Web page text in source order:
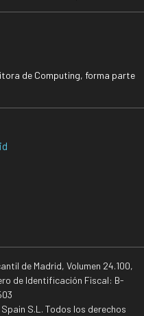
de Computing, forma parte
de Madrid, Volumen 24.100,
de Identificación Fiscal: B-
S.L. Todos los derechos